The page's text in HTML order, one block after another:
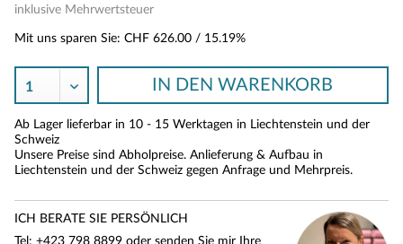
inklusive Mehrwertsteuer
Mit uns sparen Sie: CHF 626.00 / 15.19%
IN DEN WARENKORB
Ab Lager lieferbar in 10 - 15 Werktagen in Liechtenstein und der
Schweiz
Unsere Preise sind Abholpreise. Anlieferung & Aufbau in
Liechtenstein und der Schweiz gegen Anfrage und Mehrpreis.
ICH BERATE SIE PERSÖNLICH
Tel: +423 798 8899 oder senden Sie mir Ihre